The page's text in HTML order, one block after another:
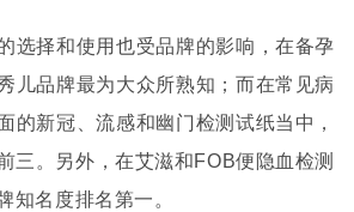
选择和使用也受品牌的影响，在备孕
儿品牌最为大众所熟知；而在常见病
的新冠、流感和幽门检测试纸当中，
三。另外，在艾滋和FOB便隐血检测
知名度排名第一。